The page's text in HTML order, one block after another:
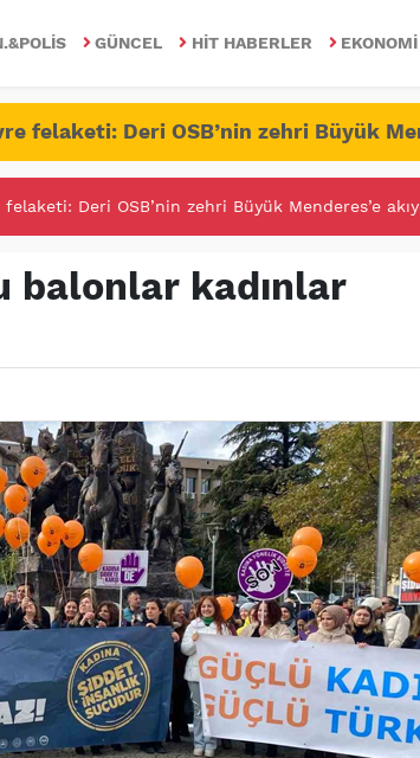
GÜNCEL HIT HABERLER EKONOMI
felaketi: Deri OSB’nin zehri Büyük
FETÖ/PDY İLE YALANDAN MÜCADELE!
balonlar kadınlar